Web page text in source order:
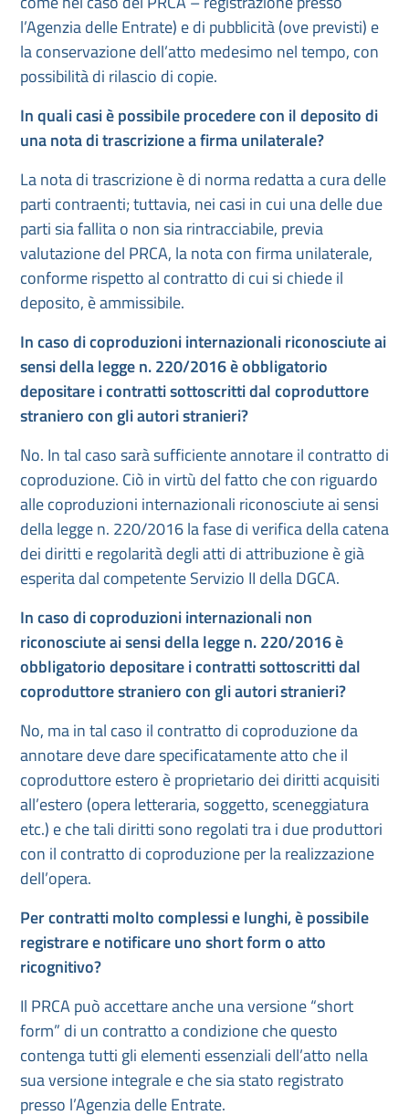
l’Agenzia delle Entrate) e di pubblicità (ove previsti) e
la conservazione dell’atto medesimo nel tempo, con
possibilità di rilascio di copie.
In quali casi è possibile procedere con il deposito di
una nota di trascrizione a firma unilaterale?
La nota di trascrizione è di norma redatta a cura delle
parti contraenti; tuttavia, nei casi in cui una delle due
parti sia fallita o non sia rintracciabile, previa
valutazione del PRCA, la nota con firma unilaterale,
conforme rispetto al contratto di cui si chiede il
deposito, è ammissibile.
In caso di coproduzioni internazionali riconosciute ai
sensi della legge n. 220/2016 è obbligatorio
depositare i contratti sottoscritti dal coproduttore
straniero con gli autori stranieri?
No. In tal caso sarà sufficiente annotare il contratto di
coproduzione. Ciò in virtù del fatto che con riguardo
alle coproduzioni internazionali riconosciute ai sensi
della legge n. 220/2016 la fase di verifica della catena
dei diritti e regolarità degli atti di attribuzione è già
esperita dal competente Servizio II della DGCA.
In caso di coproduzioni internazionali non
riconosciute ai sensi della legge n. 220/2016 è
obbligatorio depositare i contratti sottoscritti dal
coproduttore straniero con gli autori stranieri?
No, ma in tal caso il contratto di coproduzione da
annotare deve dare specificatamente atto che il
coproduttore estero è proprietario dei diritti acquisiti
all’estero (opera letteraria, soggetto, sceneggiatura
etc.) e che tali diritti sono regolati tra i due produttori
con il contratto di coproduzione per la realizzazione
dell’opera.
Per contratti molto complessi e lunghi, è possibile
registrare e notificare uno short form o atto
ricognitivo?
Il PRCA può accettare anche una versione “short
form” di un contratto a condizione che questo
contenga tutti gli elementi essenziali dell’atto nella
sua versione integrale e che sia stato registrato
presso l’Agenzia delle Entrate.